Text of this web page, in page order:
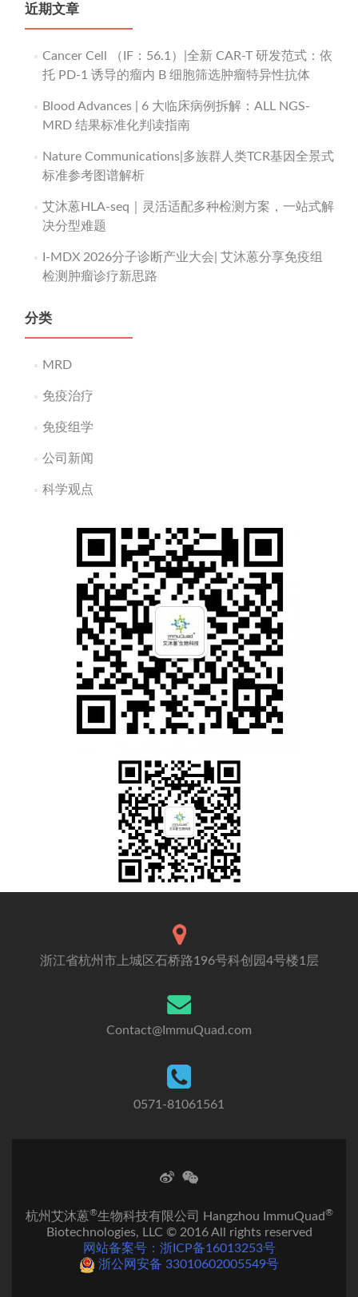
近期文章
Cancer Cell （IF：56.1）|全新 CAR-T 研发范式：依
托 PD-1 诱导的瘤内 B 细胞筛选肿瘤特异性抗体
Blood Advances | 6 大临床病例拆解：ALL NGS-
MRD 结果标准化判读指南
Nature Communications|多族群人类TCR基因全景式
标准参考图谱解析
艾沐蒽HLA-seq｜灵活适配多种检测方案，一站式解
决分型难题
I-MDX 2026分子诊断产业大会| 艾沐蒽分享免疫组
检测肿瘤诊疗新思路
分类
MRD
免疫治疗
免疫组学
公司新闻
科学观点
浙江省杭州市上城区石桥路196号科创园4号楼1层
Contact@ImmuQuad.com
0571-81061561
杭州艾沐蒽®生物科技有限公司 Hangzhou ImmuQuad®
Biotechnologies, LLC © 2016 All rights reserved
网站备案号：浙ICP备16013253号
浙公网安备 33010602005549号